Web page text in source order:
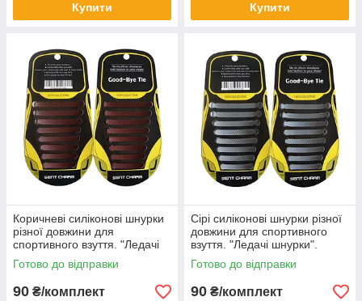
Купити Купити
Коричневі силіконові шнурки
різної довжини для
спортивного взуття. "Ледачі
шнурки". Гумові шнурки для
кросівок
Готово до відправки
90 ₴/комплект
Сірі силіконові шнурки різної
довжини для спортивного
взуття. "Ледачі шнурки".
Гумові шнурки для кросівок
Готово до відправки
90 ₴/комплект